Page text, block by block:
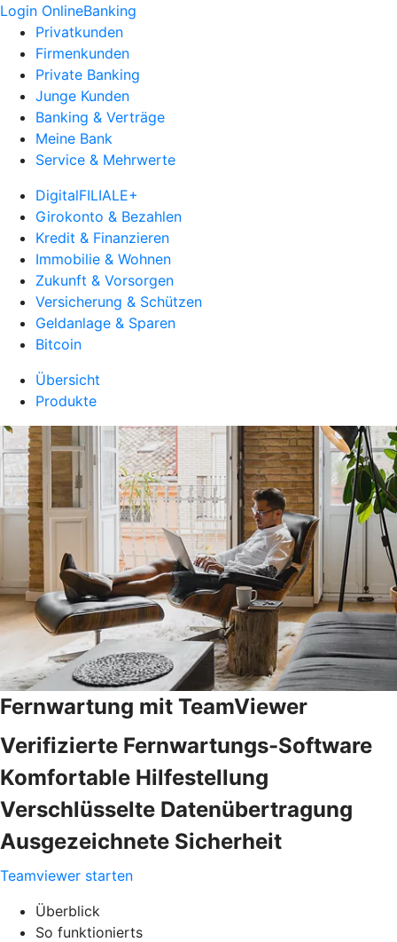
Login OnlineBanking
Privatkunden
Firmenkunden
Private Banking
Junge Kunden
Banking & Verträge
Meine Bank
Service & Mehrwerte
DigitalFILIALE+
Girokonto & Bezahlen
Kredit & Finanzieren
Immobilie & Wohnen
Zukunft & Vorsorgen
Versicherung & Schützen
Geldanlage & Sparen
Bitcoin
Übersicht
Produkte
Fernwartung mit TeamViewer
Verifizierte Fernwartungs-Software
Komfortable Hilfestellung
Verschlüsselte Datenübertragung
Ausgezeichnete Sicherheit
Teamviewer starten
Überblick
So funktionierts